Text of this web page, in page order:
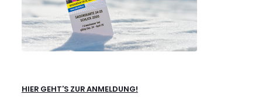
HIER GEHT’S ZUR ANMELDUNG!